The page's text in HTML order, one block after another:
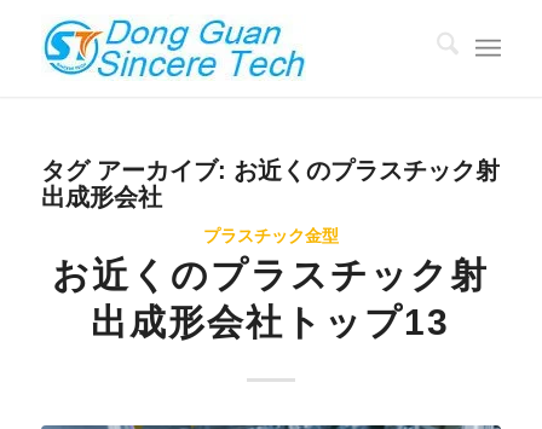
タグ アーカイブ: お近くのプラスチック射
出成形会社
プラスチック金型
お近くのプラスチック射
出成形会社トップ13